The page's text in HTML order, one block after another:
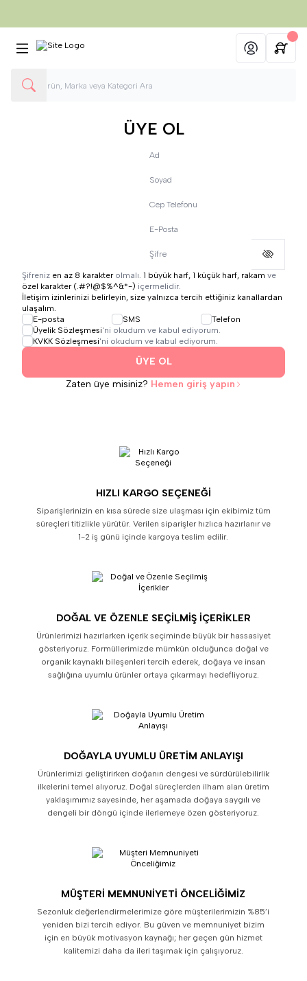
Hesabım
ÜYE OL
Ad
Soyad
Cep Telefonu
E-Posta
Şifre
Şifreniz en az 8 karakterolmalı. 1 büyük harf, 1 küçük harf, rakam ve
özel karakter (.#?!@$%^&*-) içermelidir.
İletişim izinlerinizi belirleyin, size yalnızca tercih ettiğiniz kanallardan
ulaşalım.
E-posta
SMS
Telefon
Üyelik Sözleşmesi'ni okudum ve kabul ediyorum.
KVKK Sözleşmesi'ni okudum ve kabul ediyorum.
ÜYE OL
Zaten üye misiniz? Hemen giriş yapın
HIZLI KARGO SEÇENEĞI
Siparişlerinizin en kısa sürede size ulaşması için ekibimiz tüm
süreçleri titizlikle yürütür. Verilen siparişler hızlıca hazırlanır ve
1-2 iş günü içinde kargoya teslim edilir.
DOĞAL VE ÖZENLE SEÇILMIŞ İÇERIKLER
Ürünlerimizi hazırlarken içerik seçiminde büyük bir hassasiyet
gösteriyoruz. Formüllerimizde mümkün olduğunca doğal ve
organik kaynaklı bileşenleri tercih ederek, doğaya ve insan
sağlığına uyumlu ürünler ortaya çıkarmayı hedefliyoruz.
DOĞAYLA UYUMLU ÜRETIM ANLAYIŞI
Ürünlerimizi geliştirirken doğanın dengesi ve sürdürülebilirlik
ilkelerini temel alıyoruz. Doğal süreçlerden ilham alan üretim
yaklaşımımız sayesinde, her aşamada doğaya saygılı ve
dengeli bir döngü içinde ilerlemeye özen gösteriyoruz.
MÜŞTERI MEMNUNIYETI ÖNCELIĞIMIZ
Sezonluk değerlendirmelerimize göre müşterilerimizin %85’i
yeniden bizi tercih ediyor. Bu güven ve memnuniyet bizim
için en büyük motivasyon kaynağı; her geçen gün hizmet
kalitemizi daha da ileri taşımak için çalışıyoruz.